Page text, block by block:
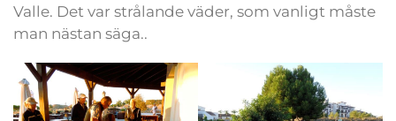
Valle. Det var strålande väder, som vanligt måste
man nästan säga..